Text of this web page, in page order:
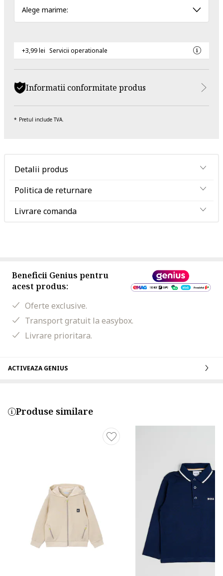
Alege marime:
+3,99 lei Servicii operationale
Informatii conformitate produs
Pretul include TVA.
Detalii produs
Politica de returnare
Livrare comanda
Beneficii Genius pentru
acest produs:
Oferte exclusive.
Transport gratuit la easybox.
Livrare prioritara.
ACTIVEAZA GENIUS
Produse similare